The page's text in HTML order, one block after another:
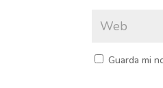
Guarda mi